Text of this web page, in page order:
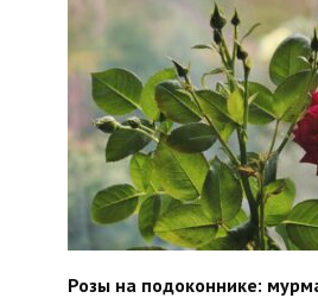
Розы на подоконнике: